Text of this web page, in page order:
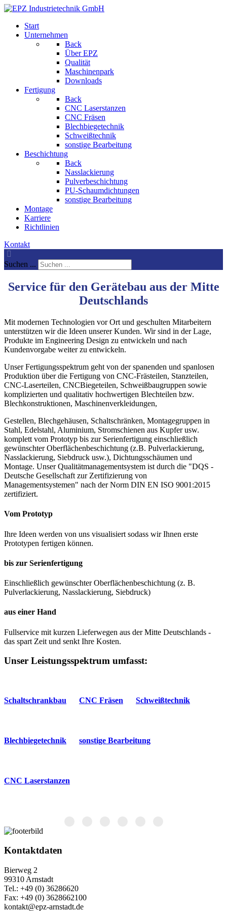
Start
Unternehmen
Back
Über EPZ
Qualität
Maschinenpark
Downloads
Fertigung
Back
CNC Laserstanzen
CNC Fräsen
Blechbiegetechnik
Schweißtechnik
sonstige Bearbeitung
Beschichtung
Back
Nasslackierung
Pulverbeschichtung
PU-Schaumdichtungen
sonstige Bearbeitung
Montage
Karriere
Richtlinien
Kontakt
Suchen ...
Service für den Gerätebau aus der Mitte
Deutschlands
Mit modernen Technologien vor Ort und geschulten Mitarbeitern
unterstützen wir die Ideen unserer Kunden. Wir sind in der Lage,
Produkte im Engineering Design zu entwickeln und nach
Kundenvorgabe weiter zu entwickeln.
Unser Fertigungsspektrum geht von der spanenden und spanlosen
Produktion über die Fertigung von CNC-Frästeilen, Stanzteilen,
CNC-Laserteilen, CNCBiegeteilen, Schweißbaugruppen sowie
komplizierten und qualitativ hochwertigen Blechteilen bzw.
Blechkonstruktionen, Maschinenverkleidungen,
Gestellen, Blechgehäusen, Schaltschränken, Montagegruppen in
Stahl, Edelstahl, Aluminium, Stromschienen aus Kupfer usw.
komplett vom Prototyp bis zur Serienfertigung einschließlich
gewünschter Oberflächenbeschichtung (z.B. Pulverlackierung,
Nasslackierung, Siebdruck usw.), Dichtungsschäumen und
Montage. Unser Qualitätmanagementsystem ist durch die "DQS -
Deutsche Gesellschaft zur Zertifizierung von
Managementsystemen" nach der Norm DIN EN ISO 9001:2015
zertifiziert.
Vom Prototyp
Ihre Ideen werden von uns visualisiert sodass wir Ihnen erste
Prototypen fertigen können.
bis zur Serienfertigung
Einschließlich gewünschter Oberflächenbeschichtung (z. B.
Pulverlackierung, Nasslackierung, Siebdruck)
aus einer Hand
Fullservice mit kurzen Lieferwegen aus der Mitte Deutschlands -
das spart Zeit und senkt Ihre Kosten.
Unser Leistungsspektrum umfasst:
Schaltschrankbau CNC Fräsen Schweißtechnik
Blechbiegetechnik sonstige Bearbeitung
CNC Laserstanzen
Kontaktdaten
Bierweg 2
99310 Arnstadt
Tel.: +49 (0) 36286620
Fax: +49 (0) 3628662100
kontakt@epz-arnstadt.de